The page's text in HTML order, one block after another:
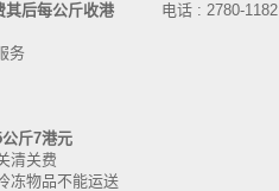
其后每公斤收港
务
斤7港元
清关费
冻物品不能运送
电话 : 2780-1182